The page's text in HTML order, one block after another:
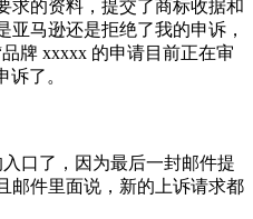
求的资料，提交了商标收据和
马逊还是拒绝了我的申诉，
牌 xxxxx 的申请目前正在审
诉了。
口了，因为最后一封邮件提
邮件里面说，新的上诉请求都